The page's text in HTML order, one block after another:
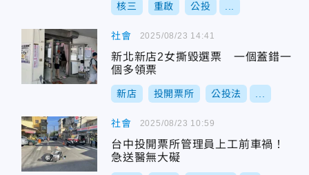
核三 重啟 公投
社會
新北新店2女撕毀選票 一個蓋錯一
個多領票
新店 投開票所 公投法
2025/08/23 14:41
社會
台中投開票所管理員上工前車禍！
急送醫無大礙
2025/08/23 10:59